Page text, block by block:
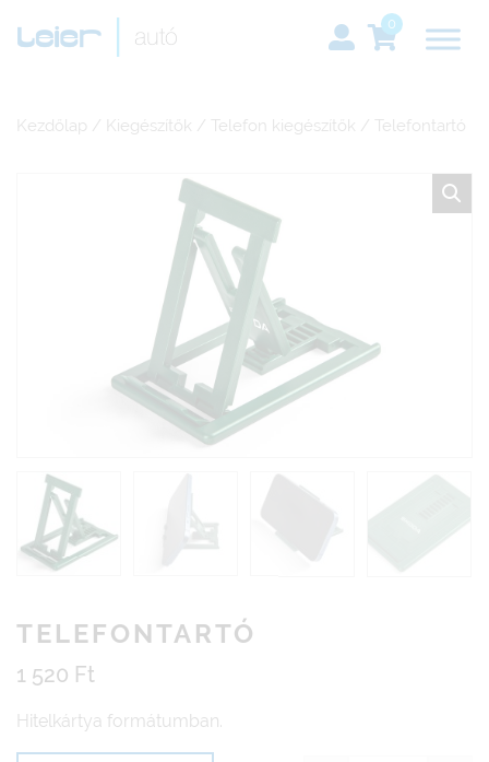
0
Kezdőlap / Kiegészítők / Telefon kiegészítők / Telefontartó
TELEFONTARTÓ
1 520 Ft
Hitelkártya formátumban.